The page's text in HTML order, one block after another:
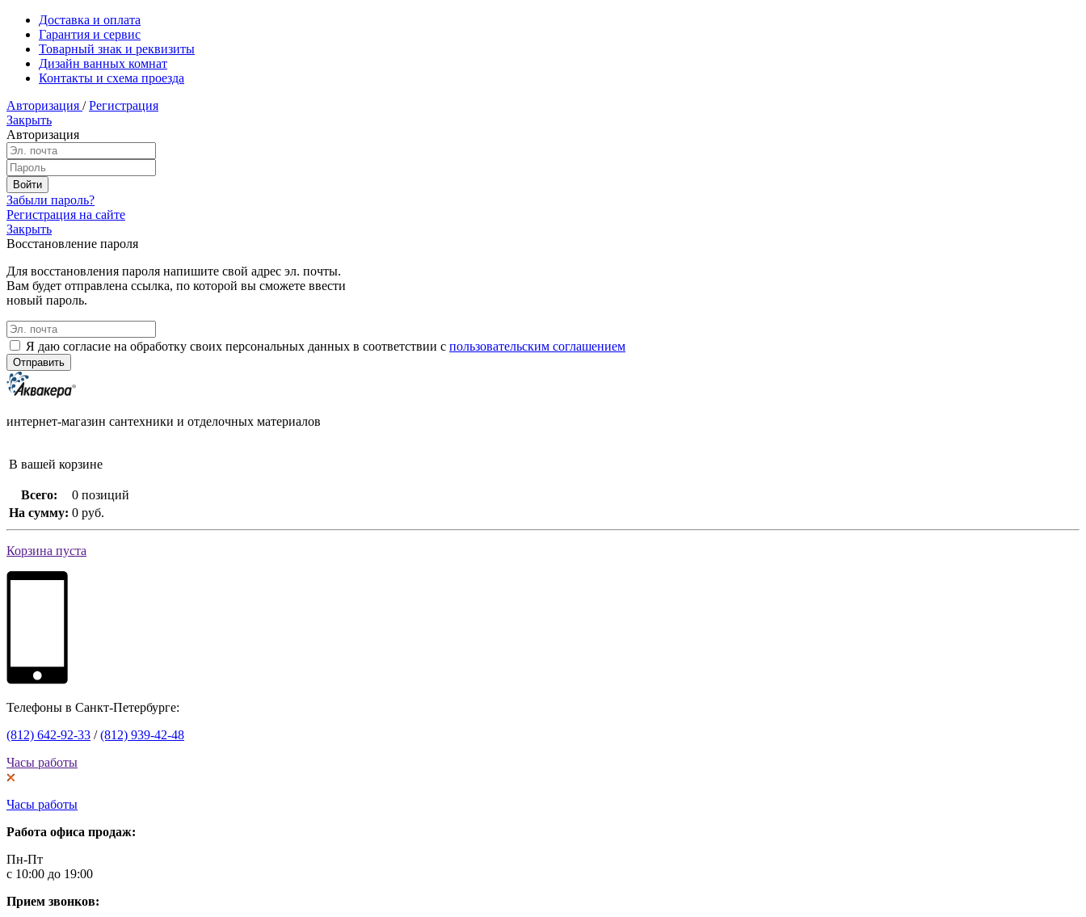
Доставка и оплата
Гарантия и сервис
Товарный знак и реквизиты
Дизайн ванных комнат
Контакты и схема проезда
Авторизация / Регистрация
Закрыть
Авторизация
Забыли пароль?
Регистрация на сайте
Закрыть
Восстановление пароля
Для восстановления пароля напишите свой адрес эл. почты.
Вам будет отправлена ссылка, по которой вы сможете ввести
новый пароль.
Я даю согласие на обработку своих персональных данных в соответствии с пользовательским соглашением
интернет-магазин сантехники и отделочных материалов
В вашей корзине
Всего:
0 позиций
На сумму: 0 руб.
Корзина пуста
Телефоны в Санкт-Петербурге:
(812) 642-92-33 /(812) 939-42-48
Часы работы
Часы работы
Работа офиса продаж:
Пн-Пт
с 10:00 до 19:00
Прием звонков: